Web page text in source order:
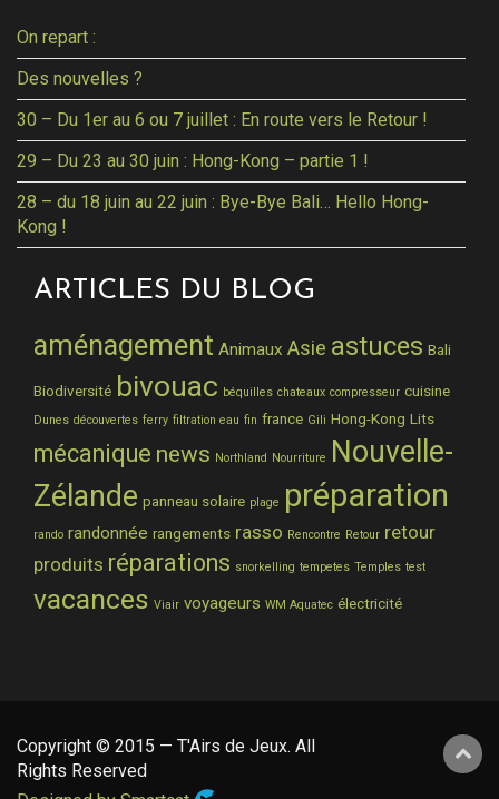
On repart :
Des nouvelles ?
30 – Du 1er au 6 ou 7 juillet : En route vers le Retour !
29 – Du 23 au 30 juin : Hong-Kong – partie 1 !
28 – du 18 juin au 22 juin : Bye-Bye Bali… Hello Hong-
Kong !
ARTICLES DU BLOG
aménagement Animaux Asie astuces Bali
Biodiversité bivouac béquilles chateaux compresseur cuisine
Dunes découvertes ferry filtration eau fin france Gili Hong-Kong Lits
mécanique news Northland Nourriture Nouvelle-
Zélande panneau solaire plage préparation
rando randonnée rangements rasso Rencontre Retour retour
produits réparations snorkelling tempetes Temples test
vacances Viair voyageurs WM Aquatec électricité
Copyright © 2015 — T'Airs de Jeux. All
Rights Reserved